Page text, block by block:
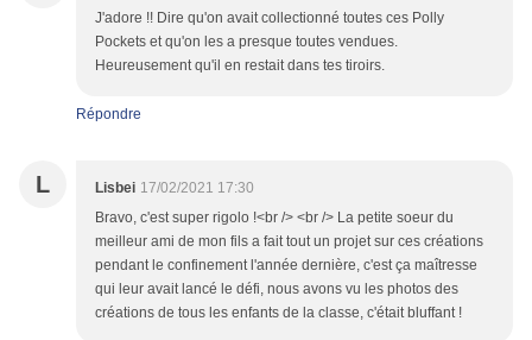
J'adore !! Dire qu'on avait collectionné toutes ces Polly
Pockets et qu'on les a presque toutes vendues.
Heureusement qu'il en restait dans tes tiroirs.
Répondre
L Lisbei 17/02/2021 17:30
Bravo, c'est super rigolo !<br /> <br /> La petite soeur du
meilleur ami de mon fils a fait tout un projet sur ces créations
pendant le confinement l'année dernière, c'est ça maîtresse
qui leur avait lancé le défi, nous avons vu les photos des
créations de tous les enfants de la classe, c'était bluffant !